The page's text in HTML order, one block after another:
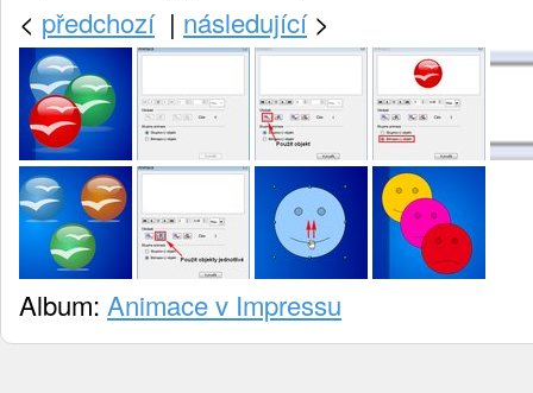
< předchozí| následující>
Album: Animace v Impressu